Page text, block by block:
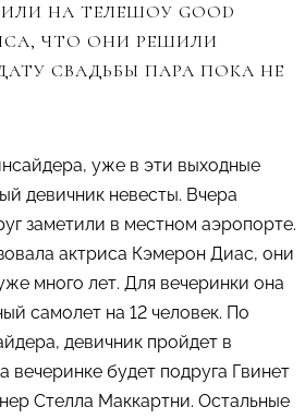
НА ТЕЛЕШОУ GOOD
ЧТО ОНИ РЕШИЛИ
СВАДЬБЫ ПАРА ПОКА НЕ
уже в эти выходные
девичник невесты. Вчера
заметили в местном аэропорте.
актриса Кэмерон Диас, они
много лет. Для вечеринки она
самолет на 12 человек. По
девичник пройдет в
вечеринке будет подруга Гвинет
Стелла Маккартни. Остальные